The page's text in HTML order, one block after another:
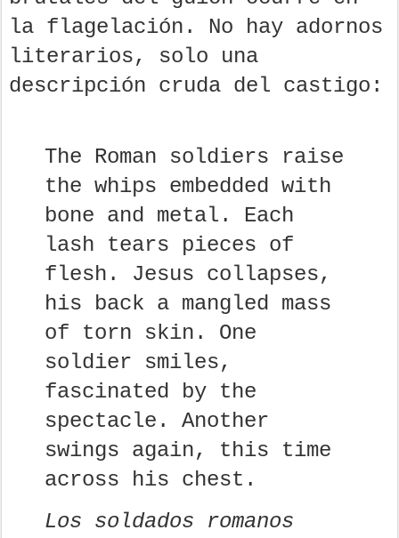
la flagelación. No hay adornos
literarios, solo una
descripción cruda del castigo:
The Roman soldiers raise
the whips embedded with
bone and metal. Each
lash tears pieces of
flesh. Jesus collapses,
his back a mangled mass
of torn skin. One
soldier smiles,
fascinated by the
spectacle. Another
swings again, this time
across his chest.
Los soldados romanos